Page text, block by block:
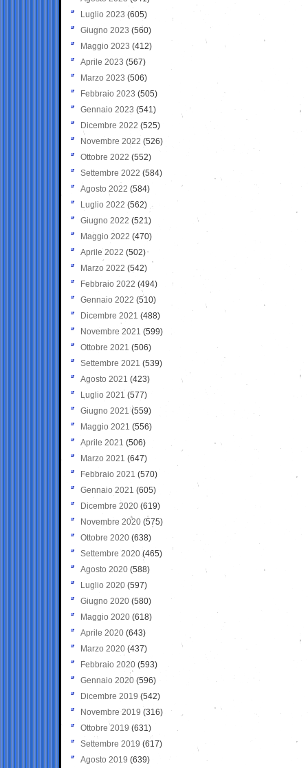
Luglio 2023 (605)
Giugno 2023 (560)
Maggio 2023 (412)
Aprile 2023 (567)
Marzo 2023 (506)
Febbraio 2023 (505)
Gennaio 2023 (541)
Dicembre 2022 (525)
Novembre 2022 (526)
Ottobre 2022 (552)
Settembre 2022 (584)
Agosto 2022 (584)
Luglio 2022 (562)
Giugno 2022 (521)
Maggio 2022 (470)
Aprile 2022 (502)
Marzo 2022 (542)
Febbraio 2022 (494)
Gennaio 2022 (510)
Dicembre 2021 (488)
Novembre 2021 (599)
Ottobre 2021 (506)
Settembre 2021 (539)
Agosto 2021 (423)
Luglio 2021 (577)
Giugno 2021(559)
Maggio 2021 (556)
Aprile 2021 (506)
Marzo 2021 (647)
Febbraio 2021 (570)
Gennaio 2021 (605)
Dicembre 2020 (619)
Novembre 2020 (575)
Ottobre 2020 (638)
Settembre 2020(465)
Agosto 2020 (588)
Luglio 2020 (597)
Giugno 2020 (580)
Maggio 2020 (618)
Aprile 2020 (643)
Marzo 2020 (437)
Febbraio 2020 (593)
Gennaio 2020 (596)
Dicembre 2019 (542)
Novembre 2019 (316)
Ottobre 2019 (631)
Settembre 2019 (617)
Agosto 2019 (639)